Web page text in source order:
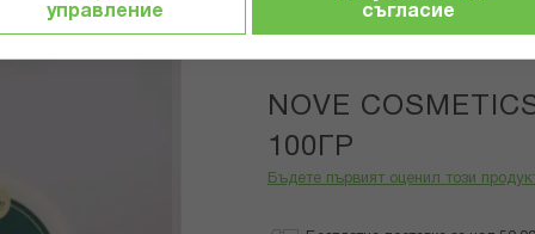
Nove Pharm
NOVE
100ГР
Бъдете първият оценил този
управление
съгласие